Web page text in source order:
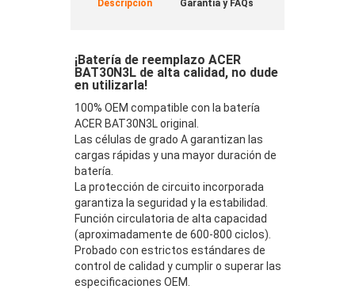
Descripción Garantía y FAQs
¡Batería de reemplazo ACER
BAT30N3L de alta calidad, no dude
en utilizarla!
100% OEM compatible con la batería
ACER BAT30N3L original.
Las células de grado A garantizan las
cargas rápidas y una mayor duración de
batería.
La protección de circuito incorporada
garantiza la seguridad y la estabilidad.
Función circulatoria de alta capacidad
(aproximadamente de 600-800 ciclos).
Probado con estrictos estándares de
control de calidad y cumplir o superar las
especificaciones OEM.